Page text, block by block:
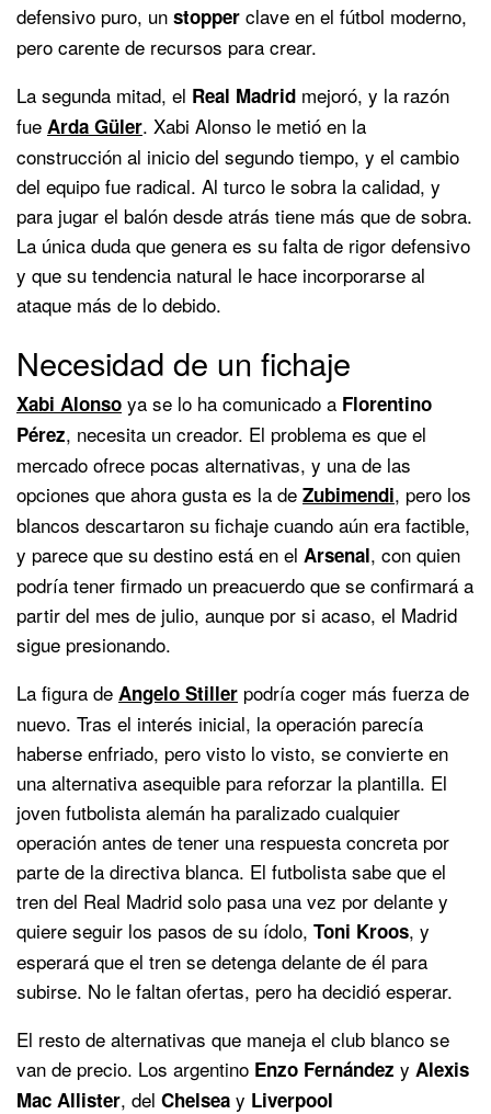
defensivo puro, un stopper clave en el fútbol moderno,
pero carente de recursos para crear.
La segunda mitad, el Real Madrid mejoró, y la razón
fue Arda Güler. Xabi Alonso le metió en la
construcción al inicio del segundo tiempo, y el cambio
del equipo fue radical. Al turco le sobra la calidad, y
para jugar el balón desde atrás tiene más que de sobra.
La única duda que genera es su falta de rigor defensivo
y que su tendencia natural le hace incorporarse al
ataque más de lo debido.
Necesidad de un fichaje
Xabi Alonso ya se lo ha comunicado a Florentino
Pérez, necesita un creador. El problema es que el
mercado ofrece pocas alternativas, y una de las
opciones que ahora gusta es la de Zubimendi, pero los
blancos descartaron su fichaje cuando aún era factible,
y parece que su destino está en el Arsenal, con quien
podría tener firmado un preacuerdo que se confirmará a
partir del mes de julio, aunque por si acaso, el Madrid
sigue presionando.
La figura de Angelo Stiller podría coger más fuerza de
nuevo. Tras el interés inicial, la operación parecía
haberse enfriado, pero visto lo visto, se convierte en
una alternativa asequible para reforzar la plantilla. El
joven futbolista alemán ha paralizado cualquier
operación antes de tener una respuesta concreta por
parte de la directiva blanca. El futbolista sabe que el
tren del Real Madrid solo pasa una vez por delante y
quiere seguir los pasos de su ídolo, Toni Kroos, y
esperará que el tren se detenga delante de él para
subirse. No le faltan ofertas, pero ha decidió esperar.
El resto de alternativas que maneja el club blanco se
van de precio. Los argentino Enzo Fernández y Alexis
Mac Allister, del Chelsea y Liverpool